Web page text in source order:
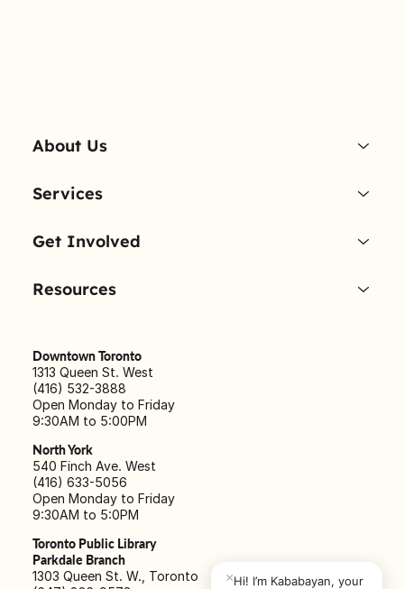
About Us
Services
Get Involved
Resources
Downtown Toronto
1313 Queen St. West
(416) 532-3888
Open Monday to Friday
9:30AM to 5:00PM
North York
540 Finch Ave. West
(416) 633-5056
Open Monday to Friday
9:30AM to 5:0PM
Toronto Public Library
Parkdale Branch
1303 Queen St. W., Toronto
×Hi! I’m Kababayan, your